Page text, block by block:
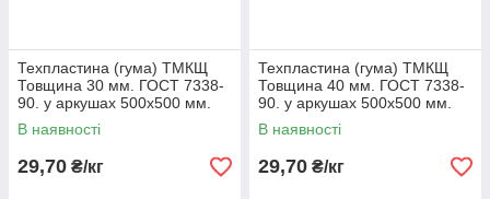
Техпластина (гума) ТМКЩ
Товщина 30 мм. ГОСТ 7338-
90. у аркушах 500х500 мм.
В наявності
29,70 ₴/кг
Техпластина (гума) ТМКЩ
Товщина 40 мм. ГОСТ 7338-
90. у аркушах 500х500 мм.
В наявності
29,70 ₴/кг